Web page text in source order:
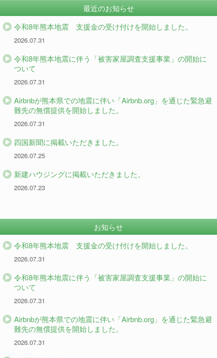
最近のお知らせ
令和8年熊本地震 支援金の受け付けを開始しました。
2026.07.31
令和8年熊本地震に伴う「被害家屋調査支援事業」の開始に
ついて
2026.07.31
Airbnbが熊本県での地震に伴い「Airbnb.org」を通じた緊急避
難先の無償提供を開始しました。
2026.07.31
四国新聞に掲載いただきました。
2026.07.25
新建ハウジングに掲載いただきました。
2026.07.23
お知らせ
令和8年熊本地震 支援金の受け付けを開始しました。
2026.07.31
令和8年熊本地震に伴う「被害家屋調査支援事業」の開始に
ついて
2026.07.31
Airbnbが熊本県での地震に伴い「Airbnb.org」を通じた緊急避
難先の無償提供を開始しました。
2026.07.31